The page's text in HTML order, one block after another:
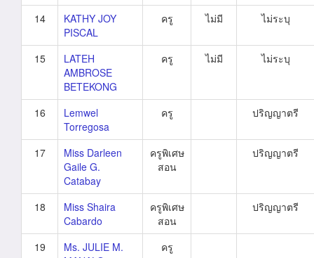
14
KATHY JOY
PISCAL
ครู ไม่มี ไม่ระบุ
15
LATEH
AMBROSE
BETEKONG
ครู ไม่มี ไม่ระบุ
16
Lemwel
Torregosa
ครู ปริญญาตรี
17
Miss Darleen
Gaile G.
Catabay
ครูพิเศษ
สอน
ปริญญาตรี
18
Miss Shaira
Cabardo
ครูพิเศษ
สอน
ปริญญาตรี
19
Ms. JULIE M.
ครู